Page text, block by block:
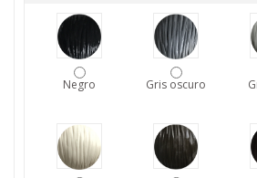
Negro Gris oscuro